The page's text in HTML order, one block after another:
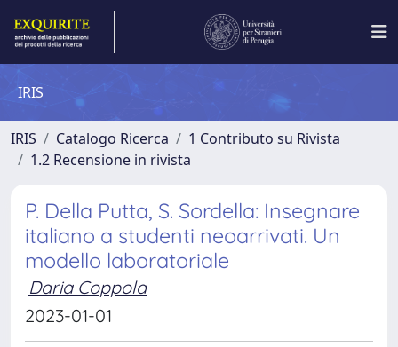
IRIS
IRIS Catalogo Ricerca
1 Contributo su Rivista
1.2 Recensione in rivista
P. Della Putta, S. Sordella: Insegnare
italiano a studenti neoarrivati. Un
modello laboratoriale
Daria Coppola
2023-01-01